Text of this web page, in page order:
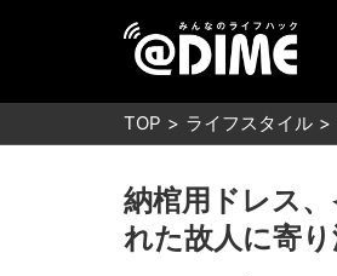
TOP ライフスタイル
納棺用ドレス
れた故人に寄